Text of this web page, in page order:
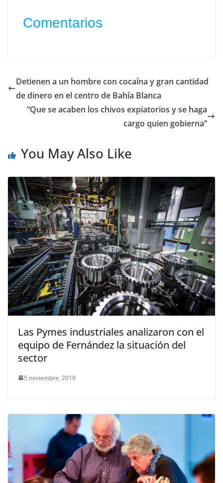
Comentarios
Detienen a un hombre con cocaína y gran cantidad
de dinero en el centro de Bahía Blanca
“Que se acaben los chivos expiatorios y se haga
cargo quien gobierna”
You May Also Like
Las Pymes industriales analizaron con el
equipo de Fernández la situación del
sector
5 noviembre, 2019